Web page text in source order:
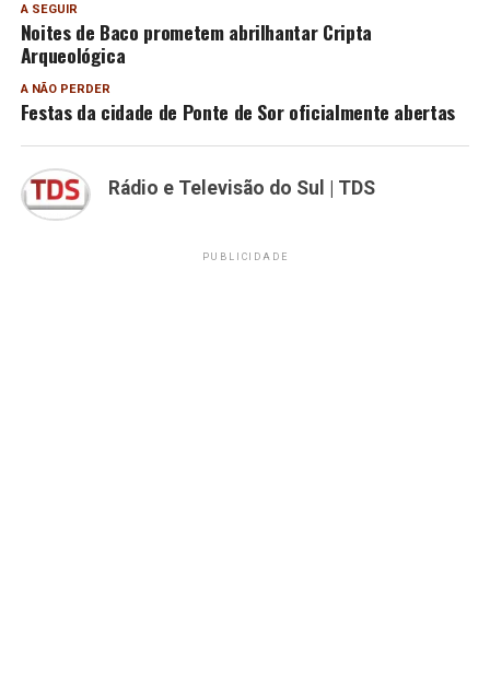
A SEGUIR
Noites de Baco prometem abrilhantar Cripta
Arqueológica
A NÃO PERDER
Festas da cidade de Ponte de Sor oficialmente abertas
Rádio e Televisão do Sul | TDS
PUBLICIDADE